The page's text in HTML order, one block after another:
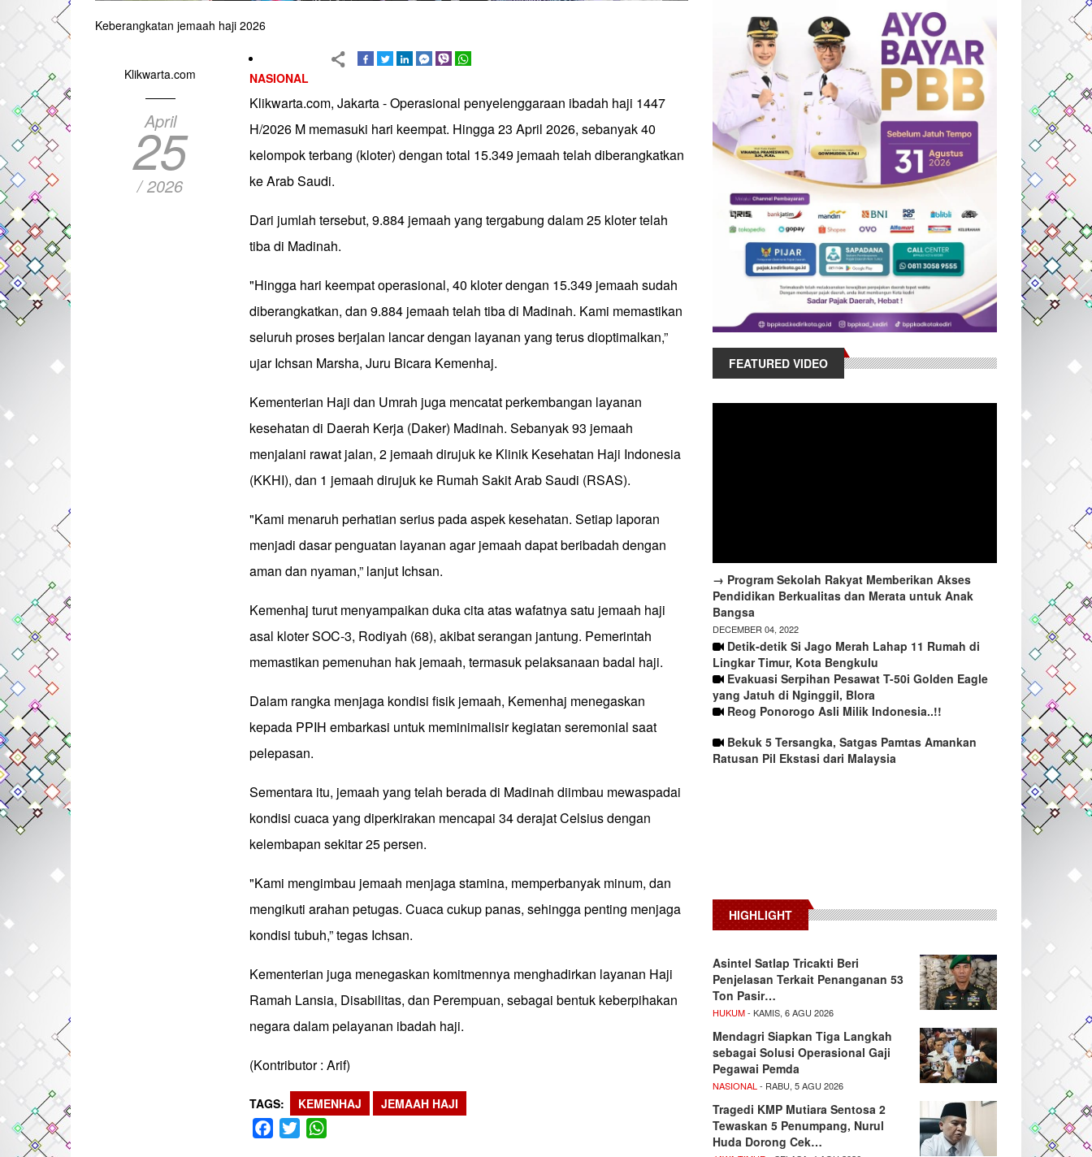
Keberangkatan jemaah haji 2026
Klikwarta.com
April
25
/ 2026
NASIONAL
Klikwarta.com, Jakarta - Operasional penyelenggaraan ibadah haji 1447
H/2026 M memasuki hari keempat. Hingga 23 April 2026, sebanyak 40
kelompok terbang (kloter) dengan total 15.349 jemaah telah diberangkatkan
ke Arab Saudi.
Dari jumlah tersebut, 9.884 jemaah yang tergabung dalam 25 kloter telah
tiba di Madinah.
"Hingga hari keempat operasional, 40 kloter dengan 15.349 jemaah sudah
diberangkatkan, dan 9.884 jemaah telah tiba di Madinah. Kami memastikan
seluruh proses berjalan lancar dengan layanan yang terus dioptimalkan,”
ujar Ichsan Marsha, Juru Bicara Kemenhaj.
Kementerian Haji dan Umrah juga mencatat perkembangan layanan
kesehatan di Daerah Kerja (Daker) Madinah. Sebanyak 93 jemaah
menjalani rawat jalan, 2 jemaah dirujuk ke Klinik Kesehatan Haji Indonesia
(KKHI), dan 1 jemaah dirujuk ke Rumah Sakit Arab Saudi (RSAS).
"Kami menaruh perhatian serius pada aspek kesehatan. Setiap laporan
menjadi dasar penguatan layanan agar jemaah dapat beribadah dengan
aman dan nyaman,” lanjut Ichsan.
Kemenhaj turut menyampaikan duka cita atas wafatnya satu jemaah haji
asal kloter SOC-3, Rodiyah (68), akibat serangan jantung. Pemerintah
memastikan pemenuhan hak jemaah, termasuk pelaksanaan badal haji.
Dalam rangka menjaga kondisi fisik jemaah, Kemenhaj menegaskan
kepada PPIH embarkasi untuk meminimalisir kegiatan seremonial saat
pelepasan.
Sementara itu, jemaah yang telah berada di Madinah diimbau mewaspadai
kondisi cuaca yang diperkirakan mencapai 34 derajat Celsius dengan
kelembapan sekitar 25 persen.
"Kami mengimbau jemaah menjaga stamina, memperbanyak minum, dan
mengikuti arahan petugas. Cuaca cukup panas, sehingga penting menjaga
kondisi tubuh,” tegas Ichsan.
Kementerian juga menegaskan komitmennya menghadirkan layanan Haji
Ramah Lansia, Disabilitas, dan Perempuan, sebagai bentuk keberpihakan
negara dalam pelayanan ibadah haji.
(Kontributor : Arif)
TAGS KEMENHAJ JEMAAH HAJI
Facebook
Twitter
FEATURED VIDEO
→ Program Sekolah Rakyat Memberikan Akses
Pendidikan Berkualitas dan Merata untuk Anak
Bangsa
DECEMBER 04, 2022
Detik-detik Si Jago Merah Lahap 11 Rumah di
Lingkar Timur, Kota Bengkulu
Evakuasi Serpihan Pesawat T-50i Golden Eagle
yang Jatuh di Nginggil, Blora
Reog Ponorogo Asli Milik Indonesia..!!
Bekuk 5 Tersangka, Satgas Pamtas Amankan
Ratusan Pil Ekstasi dari Malaysia
HIGHLIGHT
Asintel Satlap Tricakti Beri
Penjelasan Terkait Penanganan 53
Ton Pasir…
HUKUM- KAMIS, 6 AGU 2026
Mendagri Siapkan Tiga Langkah
sebagai Solusi Operasional Gaji
Pegawai Pemda
NASIONAL - RABU, 5 AGU 2026
Tragedi KMP Mutiara Sentosa 2
Tewaskan 5 Penumpang, Nurul
Huda Dorong Cek…